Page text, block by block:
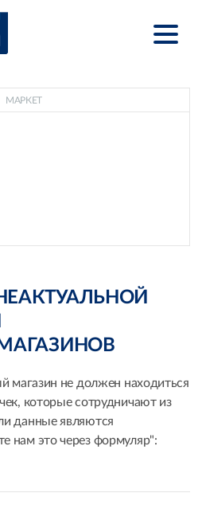
МАРКЕТ
магазин не должен находиться
которые сотрудничают из
данные являются
нам это через формуляр":